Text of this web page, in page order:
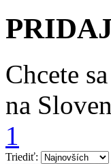
Chcete
na
1
Triediť: